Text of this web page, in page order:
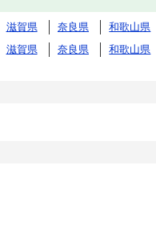
滋賀県 奈良県
和歌山県
滋賀県 奈良県 和歌山県